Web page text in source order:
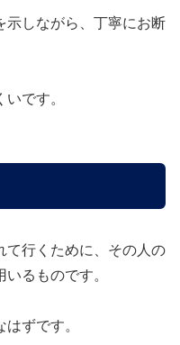
示しながら、丁寧にお断
です。
て行くために、その人の
るものです。
ずです。